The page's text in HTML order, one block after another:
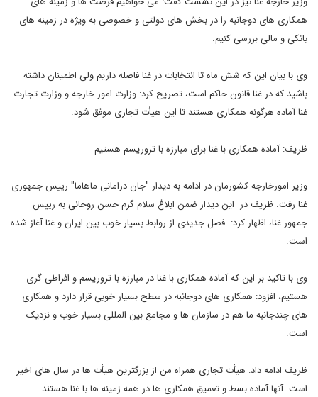
همکاری های دوجانبه را در بخش های دولتی و خصوصی به ویژه در زمینه های
بانکی و مالی بررسی کنیم.
وی با بیان این که شش ماه تا انتخابات در غنا فاصله داریم ولی اطمینان داشته
باشید که در غنا قانون حاکم است، تصریح کرد: وزارت امور خارجه و وزارت تجارت
غنا آماده هرگونه همکاری هستند تا این هیأت تجاری موفق شود.
ظریف: آماده همکاری با غنا برای مبارزه با تروریسم هستیم
وزیر امورخارجه کشورمان در ادامه به دیدار "جان درامانی ماهاما" رییس جمهوری
غنا رفت. ظریف در این دیدار ضمن ابلاغ سلام گرم حسن روحانی به رییس
جمهور غنا، اظهار کرد: فصل جدیدی از روابط بسیار خوب بین ایران و غنا آغاز شده
است.
وی با تاکید بر این که آماده همکاری با غنا در مبارزه با تروریسم و افراطی گری
هستیم، افزود: همکاری های دوجانبه در سطح بسیار خوبی قرار دارد و همکاری
های چندجانبه ما هم در سازمان ها و مجامع بین المللی بسیار خوب و نزدیک
است.
ظریف ادامه داد: هیأت تجاری همراه من از بزرگترین هیأت ها در سال های اخیر
است. آنها آماده بسط و تعمیق همکاری ها در همه زمینه ها با غنا هستند.